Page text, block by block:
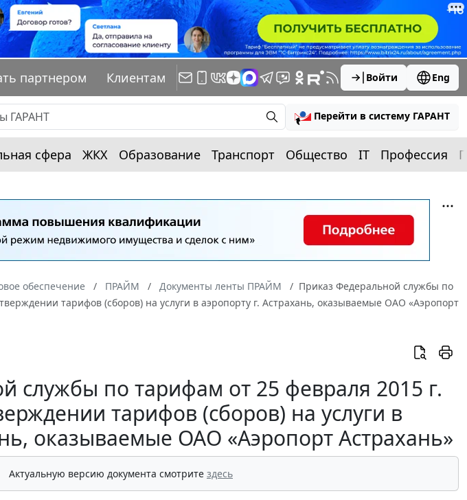
партнером Клиентам Войти Eng
Перейти в систему ГАРАНТ
сфера ЖКХ Образование Транспорт Общество IT Профессия
обеспечение ПРАЙМ Документы ленты ПРАЙМ
Приказ Федеральной службы по
тарифов (сборов) на услуги в аэропорту г. Астрахань, оказываемые ОАО «Аэропорт
службы по тарифам от 25 февраля 2015 г.
тарифов (сборов) на услуги в
оказываемые ОАО «Аэропорт Астрахань»
Актуальную версию документа смотрите здесь